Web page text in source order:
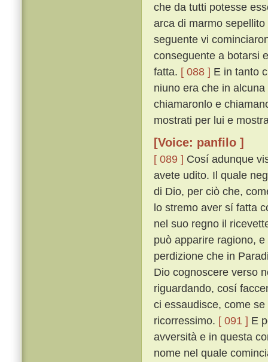
che da tutti potesse
arca di marmo
seguente vi
conseguente a botarsi
fatta. [ 088 ] E in tanto
niuno era che in
chiamaronlo e
mostrati per lui e
[Voice: panfilo ]
[ 089 ] Cosí adunque
avete udito. Il quale
di Dio, per ciò che,
lo stremo aver sí fatta
nel suo regno il
può apparire ragiono,
perdizione che in
Dio cognoscere verso
riguardando, cosí
ci essaudisce, come
ricorressimo. [ 091 ] E
avversità e in questa
nome nel quale